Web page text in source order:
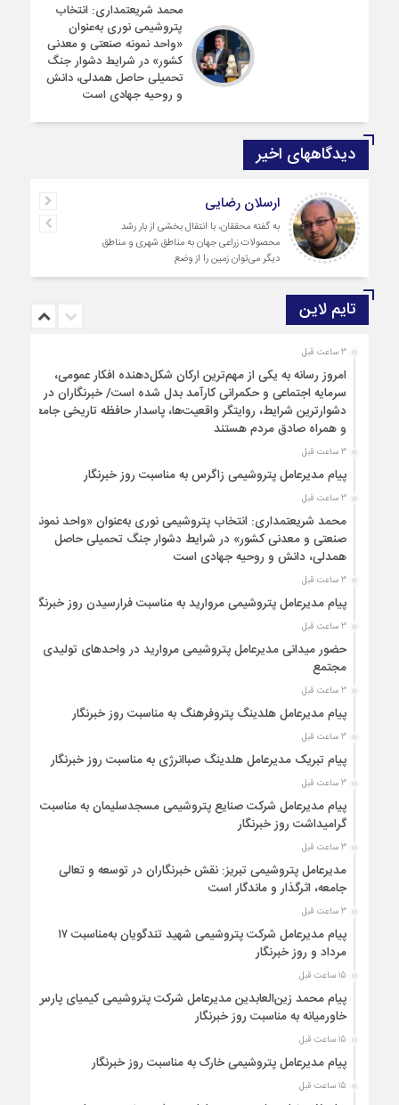
محمد شریعتمداری: انتخاب
پتروشیمی نوری به‌عنوان
«واحد نمونه صنعتی و معدنی
کشور» در شرایط دشوار جنگ
تحمیلی حاصل همدلی، دانش
و روحیه جهادی است
دیدگاههای اخیر
سعید صادقی
بله دیدگاه شما کاملا درست است. آمار و ارقام
کاملا واقعی هستند
تایم لاین
3 ساعت قبل
امروز رسانه به یکی از مهم‌ترین ارکان شکل‌دهنده افکار عمومی،
سرمایه اجتماعی و حکمرانی کارآمد بدل شده است/ خبرنگاران در
دشوارترین شرایط، روایتگر واقعیت‌ها، پاسدار حافظه تاریخی جامعه
و همراه صادق مردم هستند
3 ساعت قبل
پیام مدیرعامل پتروشیمی زاگرس به مناسبت روز خبرنگار
3 ساعت قبل
محمد شریعتمداری: انتخاب پتروشیمی نوری به‌عنوان «واحد نمونه
صنعتی و معدنی کشور» در شرایط دشوار جنگ تحمیلی حاصل
همدلی، دانش و روحیه جهادی است
3 ساعت قبل
پیام مدیرعامل پتروشیمی مروارید به مناسبت فرارسیدن روز خبرنگار
3 ساعت قبل
حضور میدانی مدیرعامل پتروشیمی مروارید در واحدهای تولیدی
مجتمع
3 ساعت قبل
پیام مدیرعامل هلدینگ پتروفرهنگ به مناسبت روز خبرنگار
3 ساعت قبل
پیام تبریک مدیرعامل هلدینگ صباانرژی به مناسبت روز خبرنگار
3 ساعت قبل
پیام مدیرعامل شركت صنایع پتروشیمی مسجدسلیمان به مناسبت
گرامیداشت روز خبرنگار
3 ساعت قبل
مدیرعامل پتروشیمی تبریز: نقش خبرنگاران در توسعه و تعالی
جامعه، اثرگذار و ماندگار است
3 ساعت قبل
پیام مدیرعامل شرکت پتروشیمی شهید تندگویان به‌مناسبت ۱۷
مرداد و روز خبرنگار
15 ساعت قبل
پیام محمد زین‌العابدین مدیرعامل شرکت پتروشیمی کیمیای پارس
خاورمیانه به مناسبت روز خبرنگار
15 ساعت قبل
پیام مدیرعامل پتروشیمی خارک به مناسبت روز خبرنگار
15 ساعت قبل